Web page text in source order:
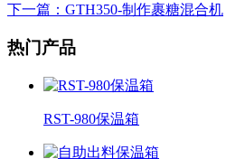
下一篇 ：GTH350-制作裹糖混合机
热门产品
RST-980保温箱